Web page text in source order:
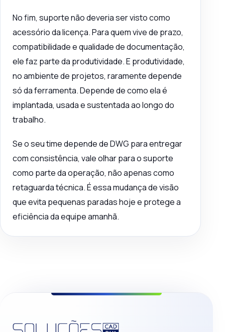
No fim, suporte não deveria ser visto como
acessório da licença. Para quem vive de prazo,
compatibilidade e qualidade de documentação,
ele faz parte da produtividade. E produtividade,
no ambiente de projetos, raramente depende
só da ferramenta. Depende de como ela é
implantada, usada e sustentada ao longo do
trabalho.
Se o seu time depende de DWG para entregar
com consistência, vale olhar para o suporte
como parte da operação, não apenas como
retaguarda técnica. É essa mudança de visão
que evita pequenas paradas hoje e protege a
eficiência da equipe amanhã.